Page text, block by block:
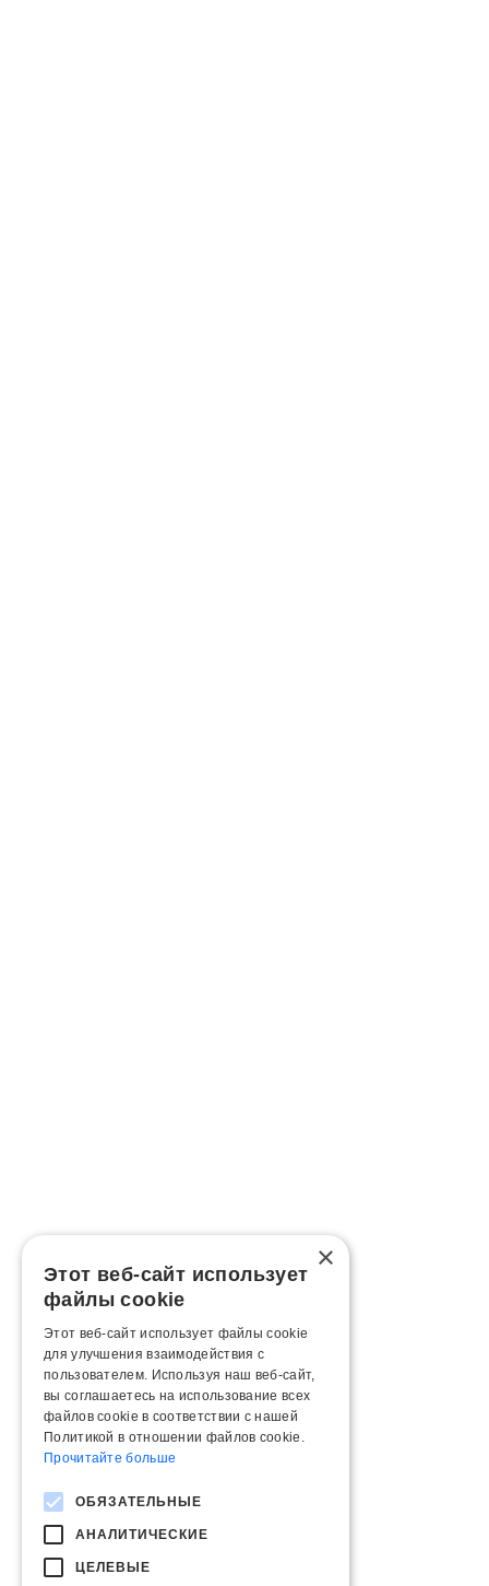
×
Этот веб-сайт использует
файлы cookie
Этот веб-сайт использует файлы cookie
для улучшения взаимодействия с
пользователем. Используя наш веб-сайт,
вы соглашаетесь на использование всех
файлов cookie в соответствии с нашей
Политикой в ​​отношении файлов cookie.
Прочитайте больше
ОБЯЗАТЕЛЬНЫЕ
АНАЛИТИЧЕСКИЕ
ЦЕЛЕВЫЕ